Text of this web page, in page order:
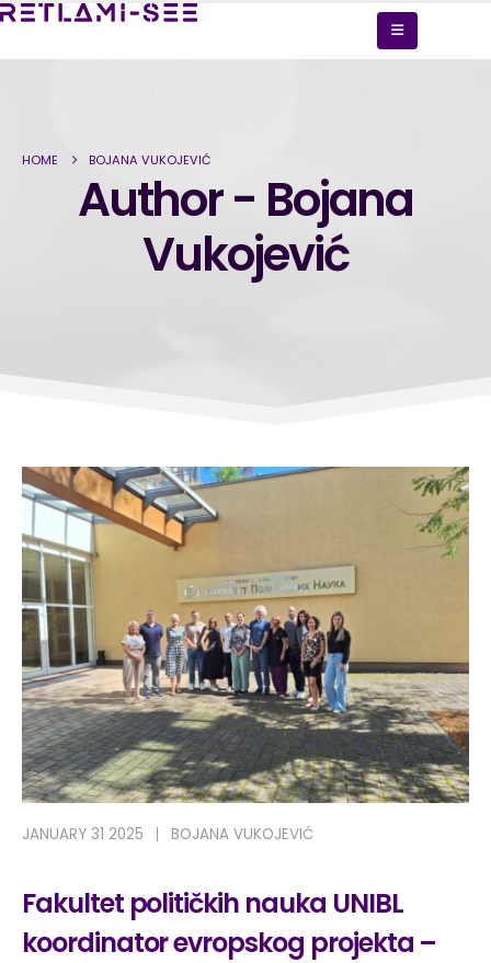
HOME BOJANA VUKOJEVIĆ
Author - Bojana
Vukojević
JANUARY 31 2025 BOJANA VUKOJEVIĆ
Fakultet političkih nauka UNIBL
koordinator evropskog projekta –